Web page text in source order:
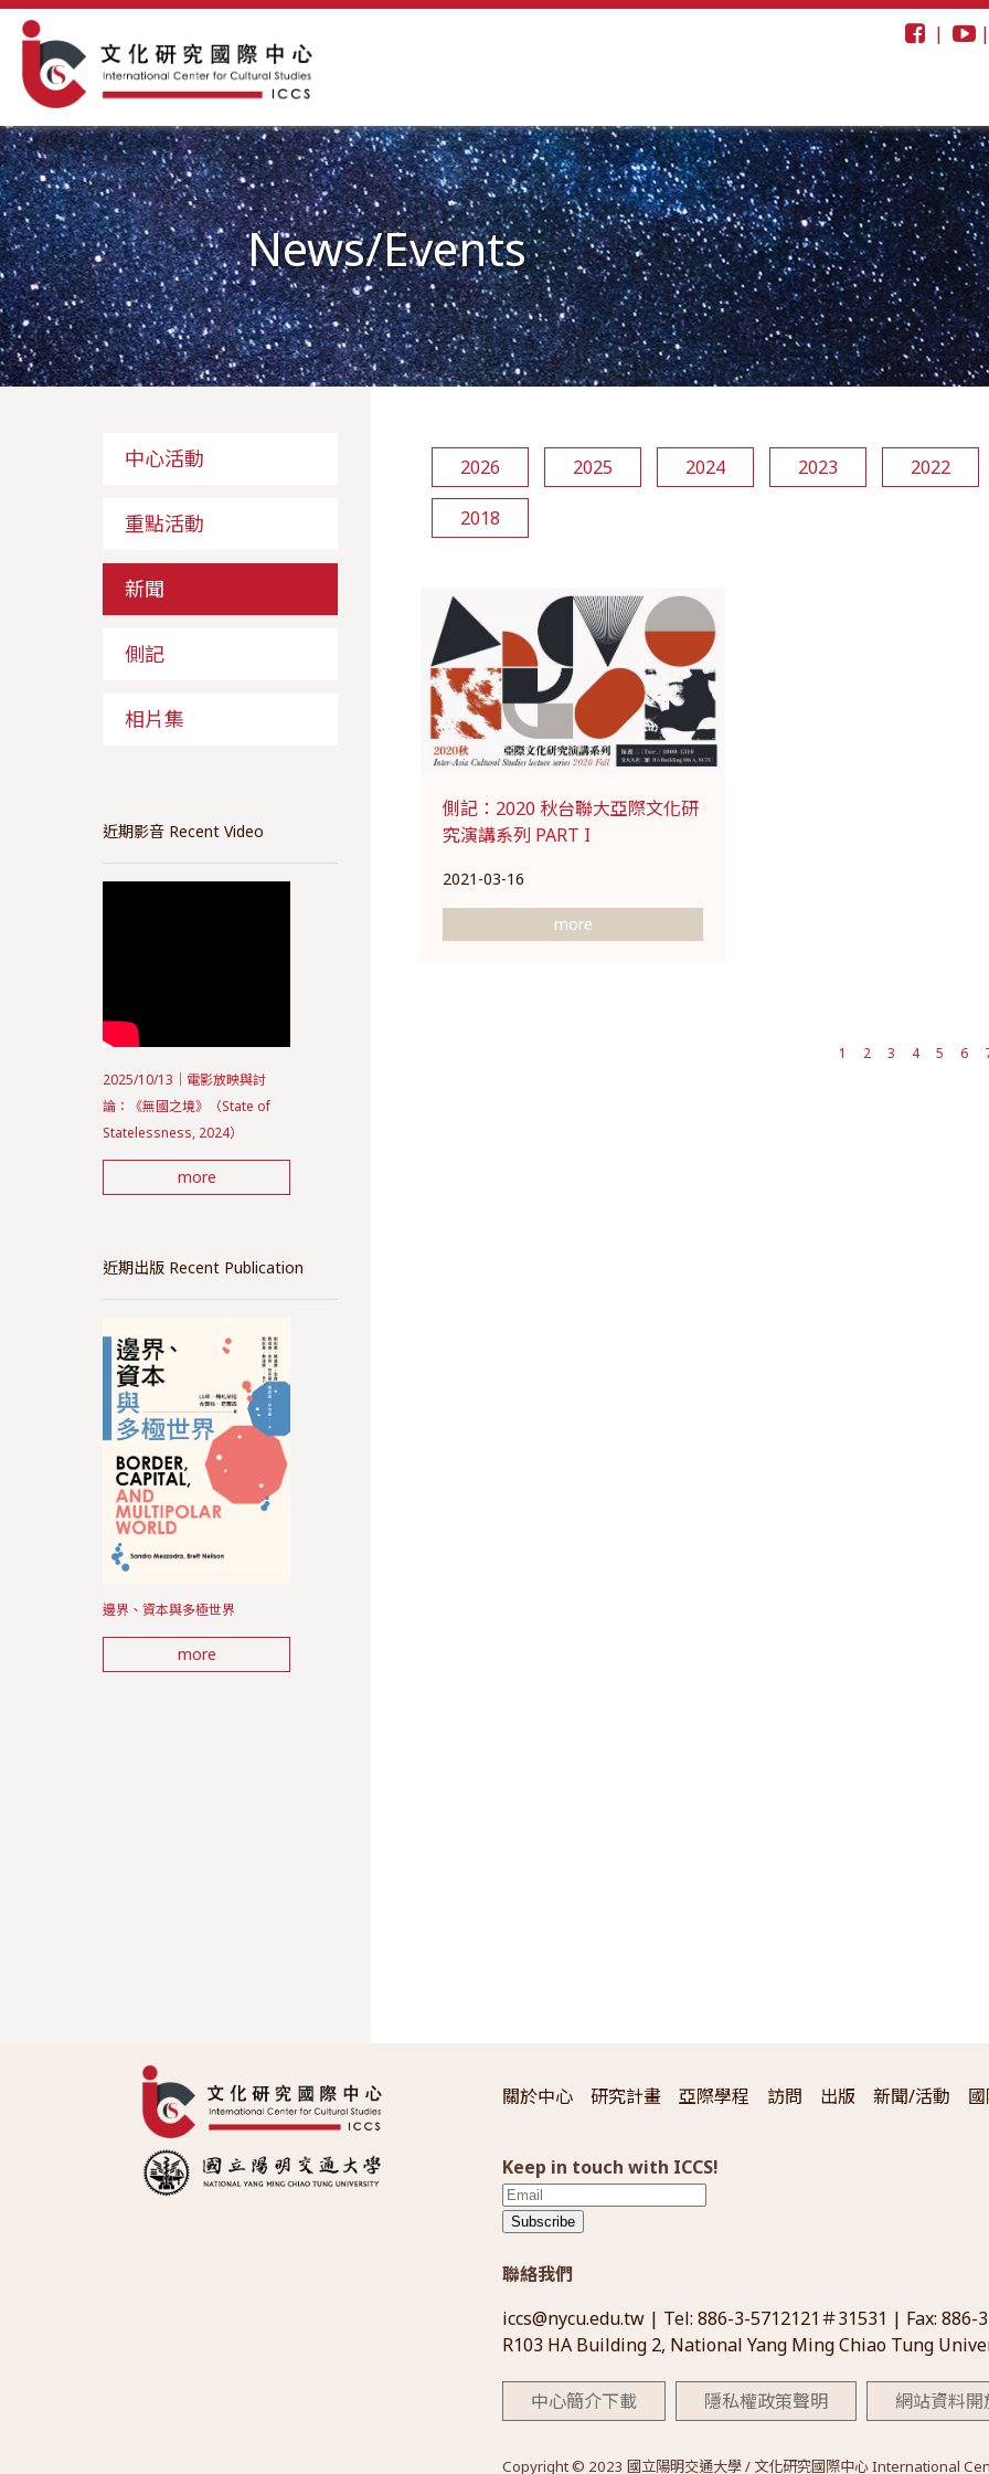
|
News/Events
中心活動
重點活動
新聞
側記
相片集
近期影音 Recent Video
2025/10/13｜電影放映與討
論：《無國之境》（State of
Statelessness, 2024）
more
近期出版 Recent Publication
邊界、資本與多極世界
more
2026 2025 2024 2023 2022
2018
側記：2020 秋台聯大亞際文化研
究演講系列 PART I
2021-03-16
more
1 2 3 4 5 6
關於中心 研究計畫 亞際學程 訪問 出版 新聞/活動
Keep in touch with ICCS!
Subscribe
聯絡我們
iccs@nycu.edu.tw | Tel: 886-3-5712121＃31531 | Fax:
R103 HA Building 2, National Yang Ming Chiao Tung
中心簡介下載 隱私權政策聲明 網站資料開
Copyright © 2023 國立陽明交通大學 / 文化研究國際中心 International